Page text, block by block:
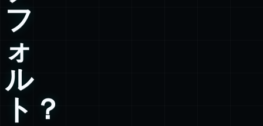
フ
ォ
ル
ト？